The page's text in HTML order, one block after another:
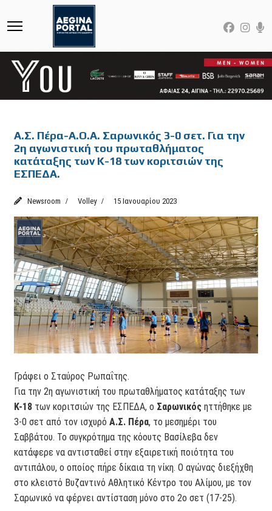
Α.Σ. Πέρα-Α.Ο.Α. Σαρωνικός 3-0 σετ. Για την
2η αγωνιστική του πρωταθλήματος
κατάταξης των Κ-18 των κοριτσιών της
ΕΣΠΕΔΑ.
Newsroom Volley 15 Ιανουαρίου 2023
Γράφει ο Σταύρος Ρωπαΐτης.
Για την 2η αγωνιστική του πρωταθλήματος κατάταξης των
Κ-18 των κοριτσιών της ΕΣΠΕΔΑ, ο Σαρωνικός ηττήθηκε με
3-0 σετ από τον ισχυρόΑ.Σ. Πέρα, το μεσημέρι του
Σαββάτου. Το συγκρότημα της κόουτς Βασίλεβα δεν
κατάφερε να αντισταθεί στην εξαιρετική ποιότητα του
αντιπάλου, ο οποίος πήρε δίκαια τη νίκη. Ο αγώνας διεξήχθη
στο κλειστό Βυζαντινό Αθλητικό Κέντρο του Αλίμου, με τον
Σαρωνικό να φέρνει αντίσταση μόνο στο 2ο σετ (17-25).